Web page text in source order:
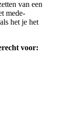
van een
mede-
het je het
voor: